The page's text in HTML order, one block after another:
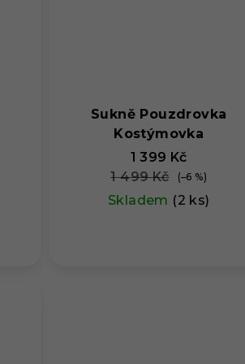
Sukně Pouzdrovka
Kostýmovka
1 399 Kč
1 499 Kč
(–6 %)
Skladem (2 ks)